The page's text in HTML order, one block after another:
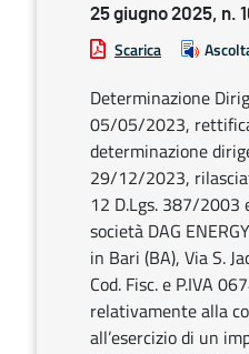
25 giugno 2025, n.
Scarica
Determinazione
05/05/2023,
determinazione
29/12/2023,
12 D.Lgs. 387/2003
società DAG
in Bari (BA), Via S.
Cod. Fisc. e P.IVA
relativamente alla
all’esercizio di un